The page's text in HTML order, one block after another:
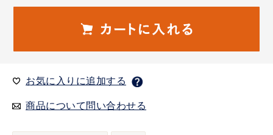
お気に入りに追加する
商品について問い合わせる